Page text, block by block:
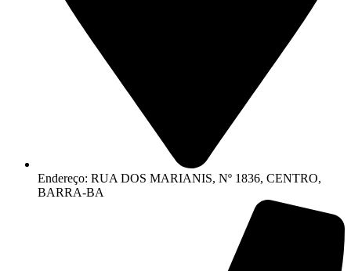
Endereço: RUA DOS MARIANIS, Nº 1836, CENTRO,
BARRA-BA